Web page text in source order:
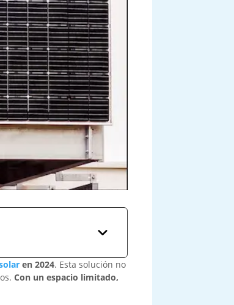
en 2024. Esta solución no
Con un espacio limitado,